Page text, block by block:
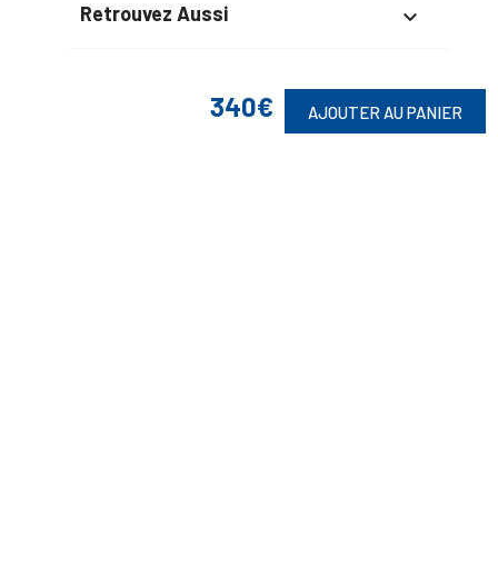
340€ AJOUTER AU PANIER
Retrouvez Aussi 
Suivez-Nous